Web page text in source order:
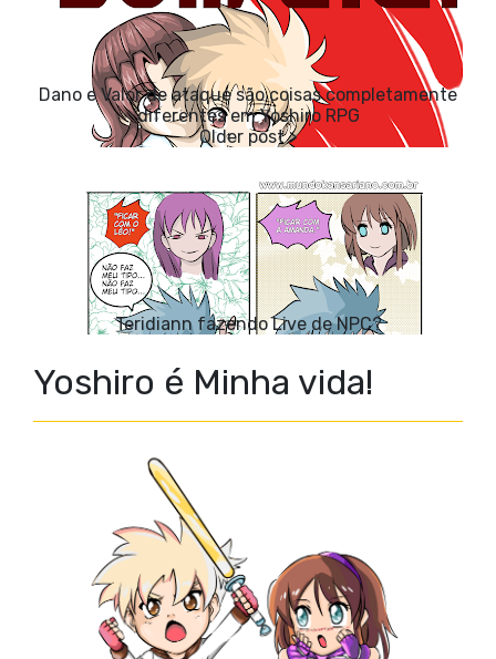
Dano e Valor de ataque são coisas completamente
diferentes em Yoshiro RPG
Teridiann fazendo Live de NPC?
Yoshiro é Minha vida!